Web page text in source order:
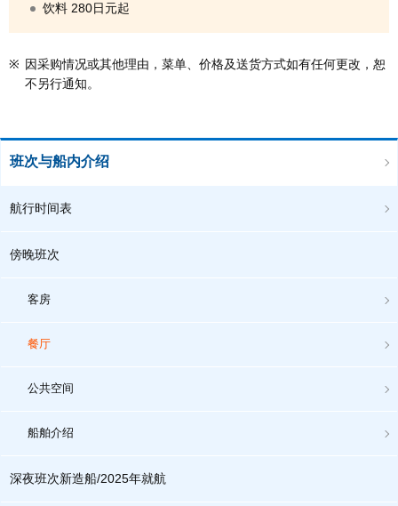
饮料 280日元起
※ 因采购情况或其他理由，菜单、价格及送货方式如有任何更改，恕
不另行通知。
班次与船内介绍
航行时间表
傍晚班次
客房
餐厅
公共空间
船舶介绍
深夜班次新造船/2025年就航